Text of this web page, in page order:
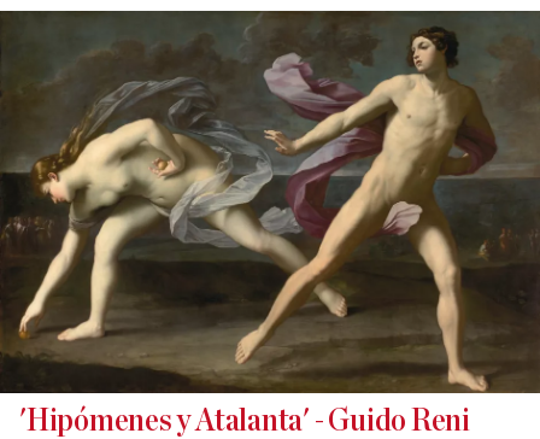
'Hipómenes y Atalanta' - Guido Reni